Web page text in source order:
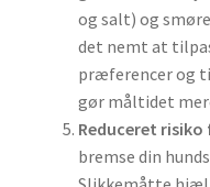
og salt) og
det nemt at
præferencer og
gør måltidet
Reduceret
bremse din